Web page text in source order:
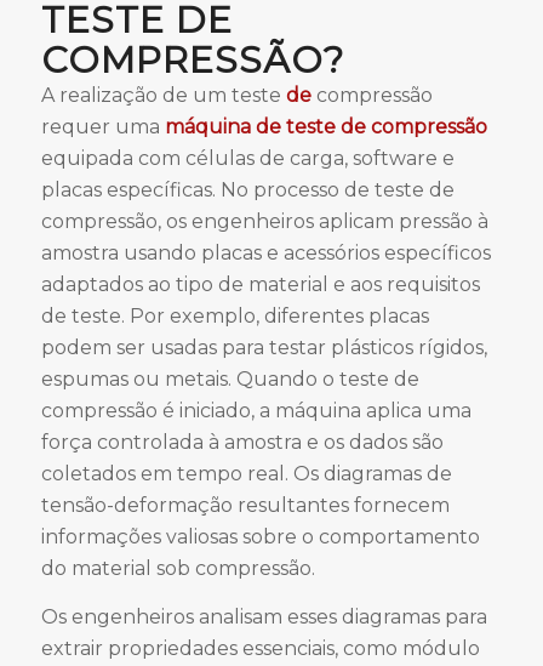
TESTE DE
COMPRESSÃO?
A realização de um teste decompressão
requer uma máquina de teste de compressão
equipada com células de carga, software e
placas específicas. No processo de teste de
compressão, os engenheiros aplicam pressão à
amostra usando placas e acessórios específicos
adaptados ao tipo de material e aos requisitos
de teste. Por exemplo, diferentes placas
podem ser usadas para testar plásticos rígidos,
espumas ou metais. Quando o teste de
compressão é iniciado, a máquina aplica uma
força controlada à amostra e os dados são
coletados em tempo real. Os diagramas de
tensão-deformação resultantes fornecem
informações valiosas sobre o comportamento
do material sob compressão.
Os engenheiros analisam esses diagramas para
extrair propriedades essenciais, como módulo